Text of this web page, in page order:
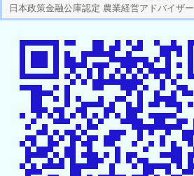
日本政策金融公庫認定 農業経営アドバイザー